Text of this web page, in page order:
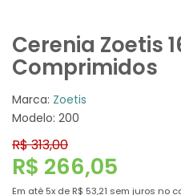
Cerenia Zoetis
Comprimidos
Marca: Zoetis
Modelo: 200
R$ 313,00
R$ 266,05
Em até 5x de R$ 53,21 sem juros no